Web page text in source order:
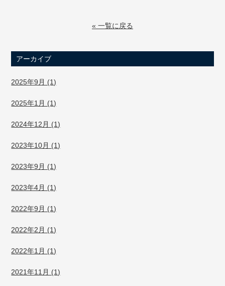
« 一覧に戻る
アーカイブ
2025年9月 (1)
2025年1月 (1)
2024年12月 (1)
2023年10月 (1)
2023年9月 (1)
2023年4月 (1)
2022年9月 (1)
2022年2月 (1)
2022年1月 (1)
2021年11月 (1)